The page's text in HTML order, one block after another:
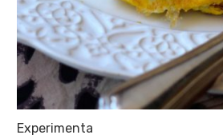
Experimenta